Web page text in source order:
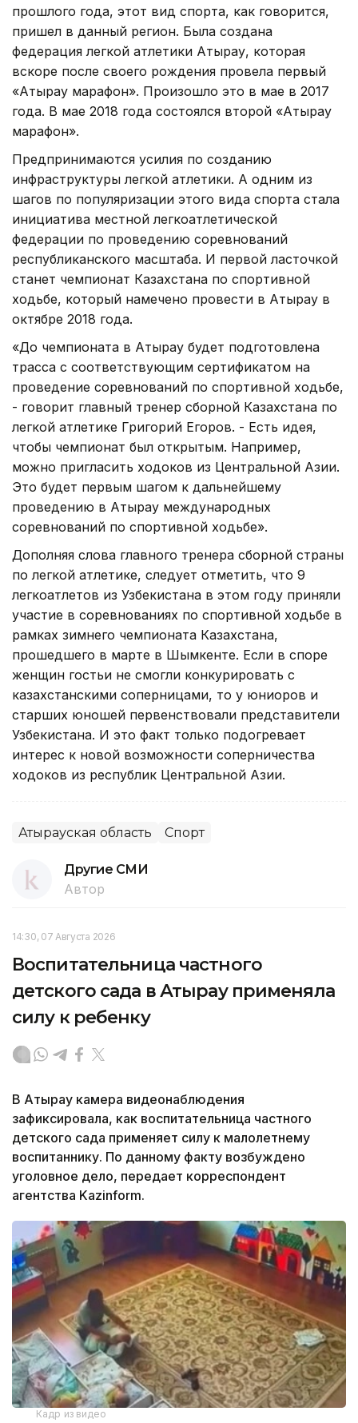
прошлого года, этот вид спорта, как говорится,
пришел в данный регион. Была создана
федерация легкой атлетики Атырау, которая
вскоре после своего рождения провела первый
«Атырау марафон». Произошло это в мае в 2017
года. В мае 2018 года состоялся второй «Атырау
марафон».
Предпринимаются усилия по созданию
инфраструктуры легкой атлетики. А одним из
шагов по популяризации этого вида спорта стала
инициатива местной легкоатлетической
федерации по проведению соревнований
республиканского масштаба. И первой ласточкой
станет чемпионат Казахстана по спортивной
ходьбе, который намечено провести в Атырау в
октябре 2018 года.
«До чемпионата в Атырау будет подготовлена
трасса с соответствующим сертификатом на
проведение соревнований по спортивной ходьбе,
- говорит главный тренер сборной Казахстана по
легкой атлетике Григорий Егоров. - Есть идея,
чтобы чемпионат был открытым. Например,
можно пригласить ходоков из Центральной Азии.
Это будет первым шагом к дальнейшему
проведению в Атырау международных
соревнований по спортивной ходьбе».
Дополняя слова главного тренера сборной страны
по легкой атлетике, следует отметить, что 9
легкоатлетов из Узбекистана в этом году приняли
участие в соревнованиях по спортивной ходьбе в
рамках зимнего чемпионата Казахстана,
прошедшего в марте в Шымкенте. Если в споре
женщин гостьи не смогли конкурировать с
казахстанскими соперницами, то у юниоров и
старших юношей первенствовали представители
Узбекистана. И это факт только подогревает
интерес к новой возможности соперничества
ходоков из республик Центральной Азии.
Атырауская область Спорт
Другие СМИ
Автор
14:30, 07 Августа 2026
Воспитательница частного
детского сада в Атырау применяла
силу к ребенку
В Атырау камера видеонаблюдения
зафиксировала, как воспитательница частного
детского сада применяет силу к малолетнему
воспитаннику. По данному факту возбуждено
уголовное дело, передает корреспондент
агентства Kazinform.
Кадр из видео